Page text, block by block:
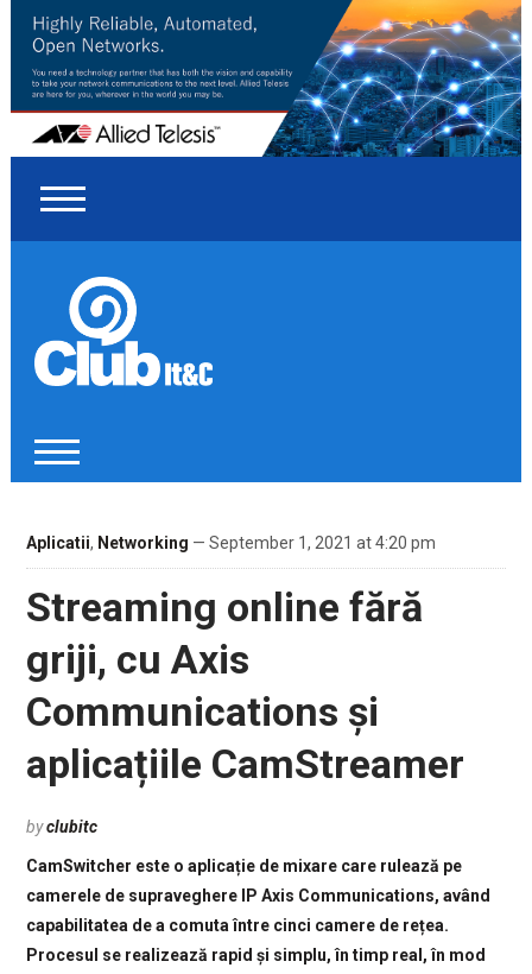
Aplicatii, Networking — September 1, 2021 at 4:20 pm
Streaming online fără
griji, cu Axis
Communications și
aplicațiile CamStreamer
byclubitc
CamSwitcher este o aplicație de mixare care rulează pe
camerele de supraveghere IP Axis Communications, având
capabilitatea de a comuta între cinci camere de rețea.
Procesul se realizează rapid și simplu, în timp real, în mod